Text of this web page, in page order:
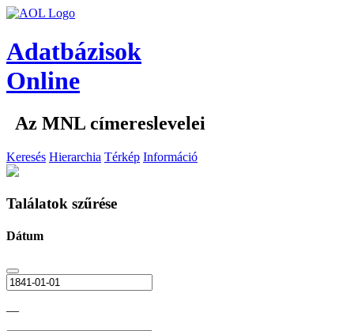
Adatbázisok
Online
Az MNL címereslevelei
Keresés Hierarchia Térkép Információ
Találatok szűrése
Dátum
—